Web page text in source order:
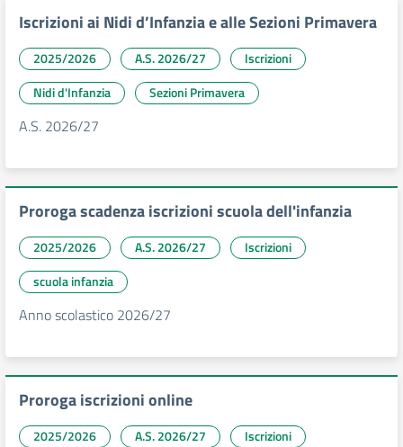
Iscrizioni ai Nidi d’Infanzia e alle Sezioni Primavera
2025/2026 A.S. 2026/27
Iscrizioni
Nidi d'Infanzia
Sezioni Primavera
A.S. 2026/27
Proroga scadenza iscrizioni scuola dell'infanzia
2025/2026 A.S. 2026/27
Iscrizioni
scuola infanzia
Anno scolastico 2026/27
Proroga iscrizioni online
2025/2026 A.S. 2026/27 Iscrizioni